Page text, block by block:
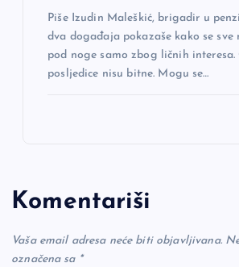
Piše Izudin Maleškić, brigadir u
dva događaja pokazaše kako se sve
pod noge samo zbog ličnih interesa.
posljedice nisu bitne. Mogu se…
Komentariši
Vaša email adresa neće biti objavljivana.
označena sa *